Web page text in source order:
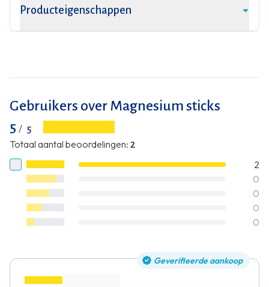
Producteigenschappen
Gebruikers over Magnesium sticks
5 / 5
Totaal aantal beoordelingen: 2
2
0
0
0
0
Geverifieerde aankoop